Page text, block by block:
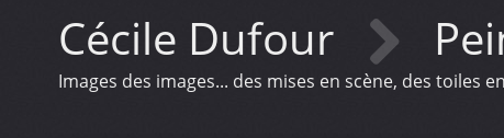
Cécile Dufour
Images des images... des mises en scène, des toiles